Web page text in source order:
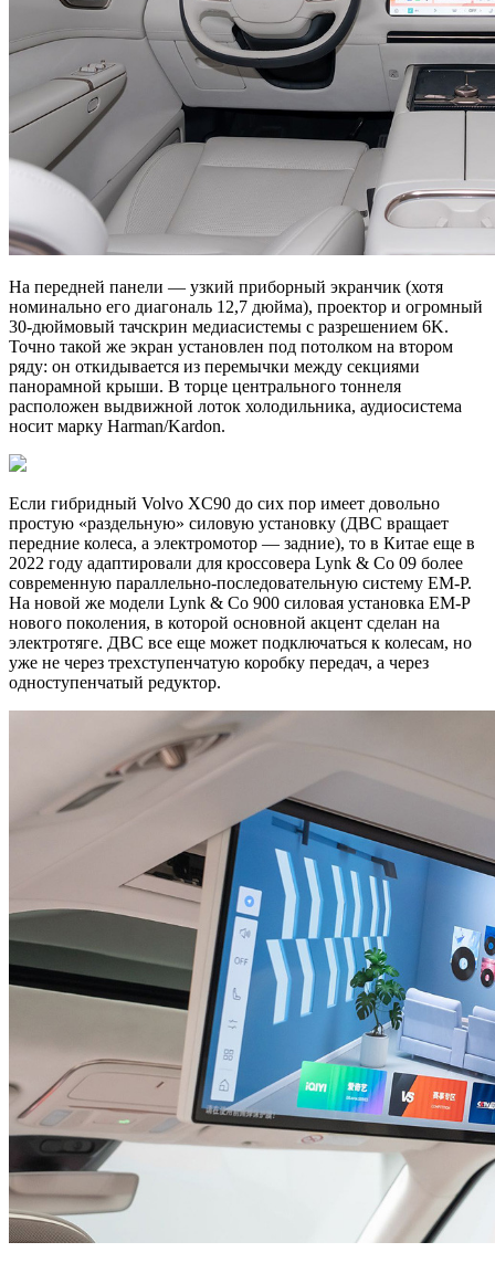
На передней панели — узкий приборный экранчик (хотя
номинально его диагональ 12,7 дюйма), проектор и огромный
30-дюймовый тачскрин медиасистемы с разрешением 6K.
Точно такой же экран установлен под потолком на втором
ряду: он откидывается из перемычки между секциями
панорамной крыши. В торце центрального тоннеля
расположен выдвижной лоток холодильника, аудиосистема
носит марку Harman/Kardon.
Если гибридный Volvo XC90 до сих пор имеет довольно
простую «раздельную» силовую установку (ДВС вращает
передние колеса, а электромотор — задние), то в Китае еще в
2022 году адаптировали для кроссовера Lynk & Co 09 более
современную параллельно-последовательную систему EM-P.
На новой же модели Lynk & Co 900 силовая установка EM-P
нового поколения, в которой основной акцент сделан на
электротяге. ДВС все еще может подключаться к колесам, но
уже не через трехступенчатую коробку передач, а через
одноступенчатый редуктор.